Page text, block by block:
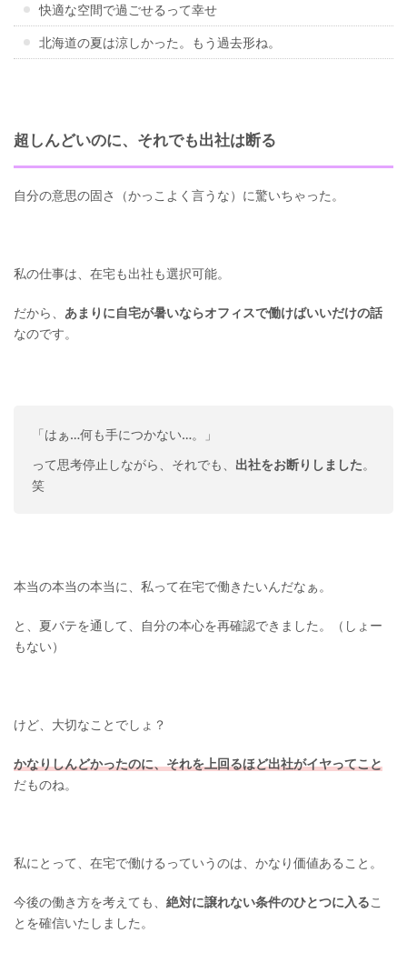
快適な空間で過ごせるって幸せ
北海道の夏は涼しかった。もう過去形ね。
超しんどいのに、それでも出社は断る
自分の意思の固さ（かっこよく言うな）に驚いちゃった。
私の仕事は、在宅も出社も選択可能。
だから、 あまりに自宅が暑いならオフィスで働けばいいだけの話
なのです。
「はぁ…何も手につかない…。」
って思考停止しながら、それでも、 出社をお断りしました。
笑
本当の本当の本当に、私って在宅で働きたいんだなぁ。
と、夏バテを通して、自分の本心を再確認できました。（しょー
もない）
けど、大切なことでしょ？
かなりしんどかったのに、それを上回るほど出社がイヤってこと
だものね。
私にとって、在宅で働けるっていうのは、かなり価値あること。
今後の働き方を考えても、 絶対に譲れない条件のひとつに入るこ
とを確信いたしました。